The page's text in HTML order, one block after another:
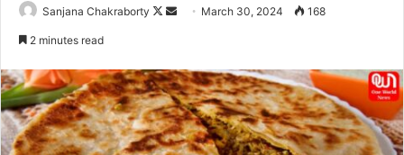
Sanjana Chakraborty
F
l
o
w
o
d
a
n
e
March 30, 2024 168
2 minutes read